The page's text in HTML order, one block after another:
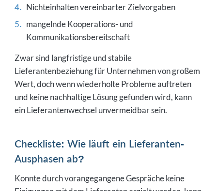
Nichteinhalten vereinbarter Zielvorgaben
mangelnde Kooperations- und
Kommunikationsbereitschaft
Zwar sind langfristige und stabile
Lieferantenbeziehung für Unternehmen von großem
Wert, doch wenn wiederholte Probleme auftreten
und keine nachhaltige Lösung gefunden wird, kann
ein Lieferantenwechsel unvermeidbar sein.
Checkliste: Wie läuft ein Lieferanten-
Ausphasen ab?
Konnte durch vorangegangene Gespräche keine